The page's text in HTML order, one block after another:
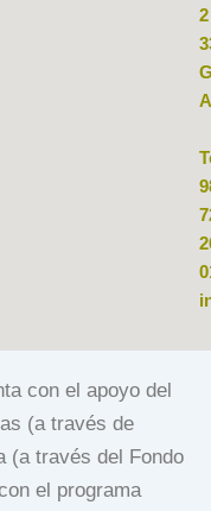
2
con el apoyo del
(a través de
(a través del Fondo
el programa